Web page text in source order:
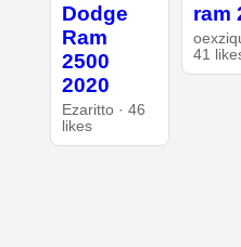
Dodge
Ram
2500
2020
Ezaritto · 46
likes
ram
41